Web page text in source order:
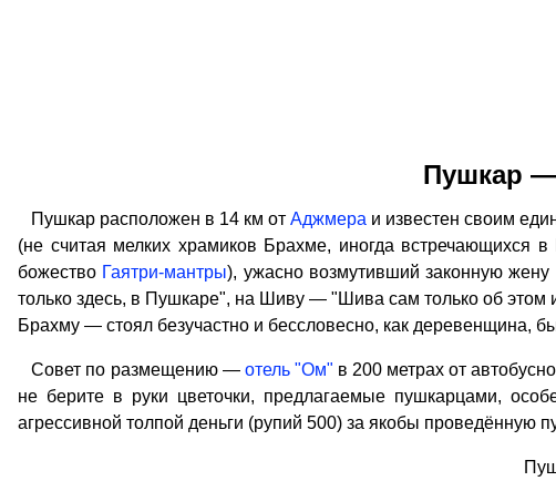
Пушкар
Пушкар расположен в 14 км от Аджмера и известен своим
(не считая мелких храмиков Брахме, иногда встречающихся
божество Гаятри-мантры), ужасно возмутивший законную
только здесь, в Пушкаре", на Шиву — "Шива сам только об
Брахму — стоял безучастно и бессловесно, как деревенщина,
Совет по размещению — отель "Ом" в 200 метрах от
не берите в руки цветочки, предлагаемые пушкарцами,
агрессивной толпой деньги (рупий 500) за якобы проведённую